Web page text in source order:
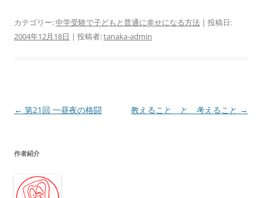
カテゴリー:中学受験で子どもと普通に幸せになる方法 | 投稿日:
2004年12月18日 | 投稿者:tanaka-admin
投
ビ
ー
← 第21回 一昼夜の格闘 教えること と 考えること →
作者紹介